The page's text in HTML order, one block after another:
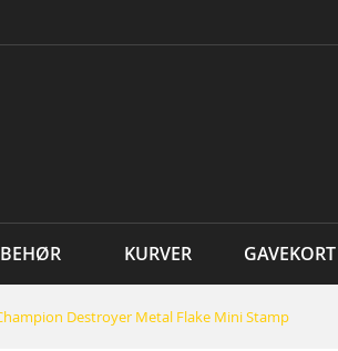
KURVER GAVEKORT
Destroyer Metal Flake Mini Stamp